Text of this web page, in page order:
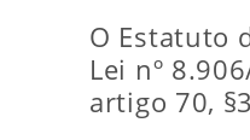
O Estatuto
Lei nº
artigo 70,